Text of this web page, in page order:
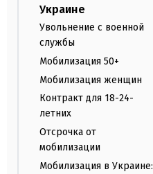
Украине
Увольнение с военной
службы
Мобилизация 50+
Мобилизация женщин
Контракт для 18-24-
летних
Отсрочка от
мобилизации
Мобилизация в Украине: